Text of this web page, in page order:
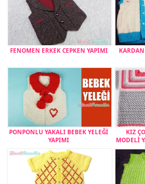
FENOMEN ERKEK CEPKEN YAPIMI
PONPONLU YAKALI BEBEK YELEĞİ
YAPIMI
KIZ
MODELİ